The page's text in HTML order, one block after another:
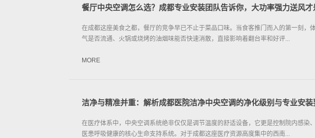
餐厅中央空调怎么选？成都专业安装团队告诉你，大功率强力送风
在成都这座美食之都，餐厅的竞争早已不止于菜品口味。当食客推门而入的第一刻，
气是否流通、火锅或烧烤的油烟味能否快速消散，直接影响着翻台率和好评...
MORE
洁净与精准并重：解析成都医院洁净中央空调的净化级别与专业安装
在医疗体系中，中央空调系统绝非仅仅是调节温度的舒适设备，它更是控制院内感染
医患呼吸健康的核心生命支持系统。对于成都这座医疗资源高度集中的西南...